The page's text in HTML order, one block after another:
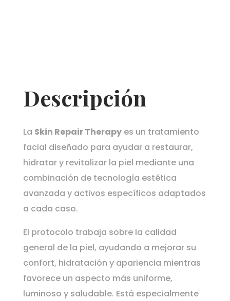
Descripción
La Skin Repair Therapyes un tratamiento
facial diseñado para ayudar a restaurar,
hidratar y revitalizar la piel mediante una
combinación de tecnología estética
avanzada y activos específicos adaptados
a cada caso.
El protocolo trabaja sobre la calidad
general de la piel, ayudando a mejorar su
confort, hidratación y apariencia mientras
favorece un aspecto más uniforme,
luminoso y saludable. Está especialmente